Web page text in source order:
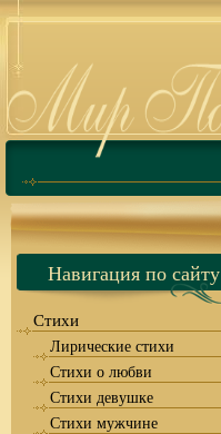
Навигация по сайту
Стихи
Лирические стихи
Стихи о любви
Стихи девушке
Стихи мужчине